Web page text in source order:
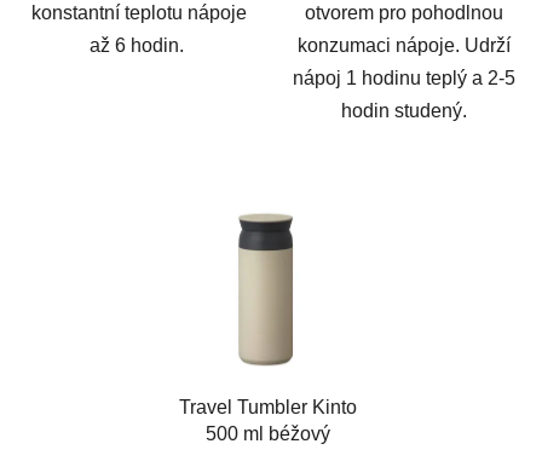
konstantní teplotu nápoje
až 6 hodin.
otvorem pro pohodlnou
konzumaci nápoje. Udrží
nápoj 1 hodinu teplý a 2-5
hodin studený.
Travel Tumbler Kinto
500 ml béžový